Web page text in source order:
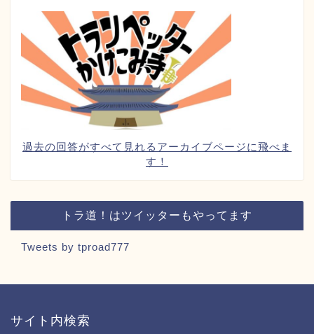
過去の回答がすべて見れるアーカイブページに飛べま
す！
トラ道！はツイッターもやってます
Tweets by tproad777
サイト内検索